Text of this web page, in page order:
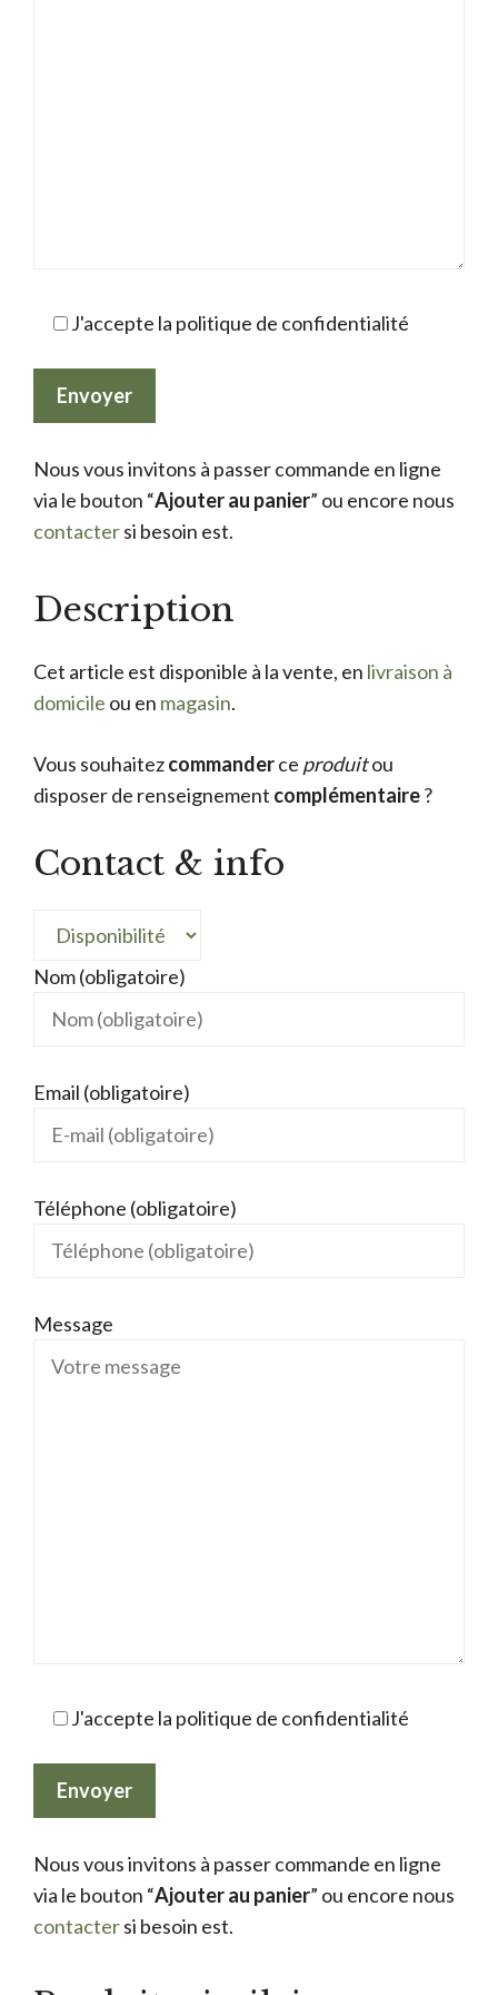
J'accepte la politique de confidentialité
Nous vous invitons à passer commande en ligne
via le bouton “Ajouter au panier” ou encore nous
contactersi besoin est.
Description
Cet article est disponible à la vente, en livraison à
domicile ou en magasin.
Vous souhaitezcommanderce produitou
disposer de renseignement complémentaire?
Contact & info
Nom (obligatoire)
Email (obligatoire)
Téléphone (obligatoire)
Message
J'accepte la politique de confidentialité
Nous vous invitons à passer commande en ligne
via le bouton “Ajouter au panier” ou encore nous
contactersi besoin est.